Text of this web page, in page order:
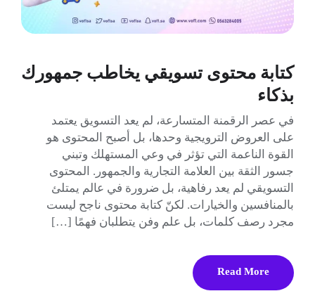
كتابة محتوى تسويقي يخاطب جمهورك
بذكاء
في عصر الرقمنة المتسارعة، لم يعد التسويق يعتمد
على العروض الترويجية وحدها، بل أصبح المحتوى هو
القوة الناعمة التي تؤثر في وعي المستهلك وتبني
جسور الثقة بين العلامة التجارية والجمهور. المحتوى
التسويقي لم يعد رفاهية، بل ضرورة في عالم يمتلئ
بالمنافسين والخيارات. لكنّ كتابة محتوى ناجح ليست
مجرد رصف كلمات، بل علم وفن يتطلبان فهمًا […]
Read More